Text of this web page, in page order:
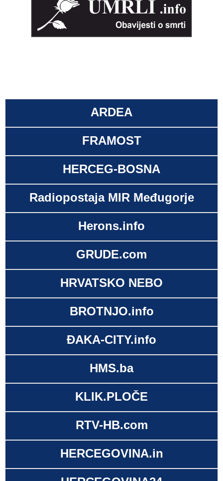
ARDEA
FRAMOST
HERCEG-BOSNA
Radiopostaja MIR Međugorje
Herons.info
GRUDE.com
HRVATSKO NEBO
BROTNJO.info
ĐAKA-CITY.info
HMS.ba
KLIK.PLOČE
RTV-HB.com
HERCEGOVINA.in